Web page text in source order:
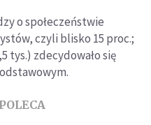
o społeczeństwie
czyli blisko 15 proc.;
tys.) zdecydowało się